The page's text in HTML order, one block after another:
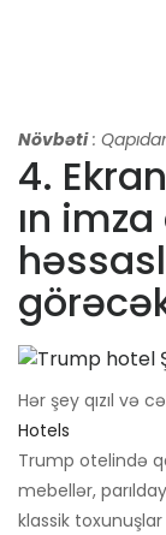
Növbəti :
4.
ın
Hər şey qızıl və
Hotels
Trump otelində
mebellər,
klassik